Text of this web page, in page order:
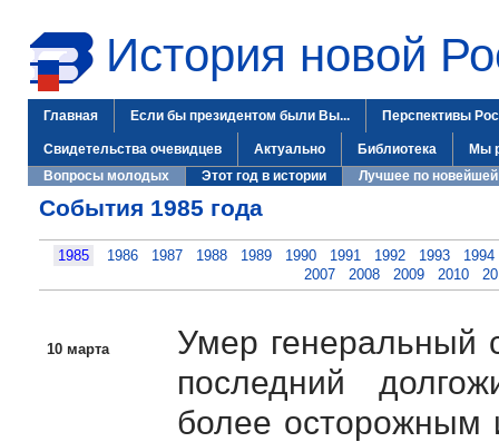
История новой
Главная Если бы президентом были Вы... Перспективы
Свидетельства очевидцев Актуально Библиотека
Мы
Вопросы молодых
Этот год в истории Лучшее по новейшей
События 1985 года
1985 1986 1987 1988 1989 1990 1991 1992 1993
1994
2007
2008 2009 2010
10 марта
Умер
последний
более осторожным